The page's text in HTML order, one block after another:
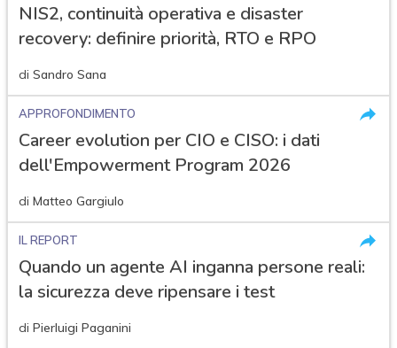
NIS2, continuità operativa e disaster
recovery: definire priorità, RTO e RPO
di Sandro Sana
APPROFONDIMENTO
Career evolution per CIO e CISO: i dati
dell'Empowerment Program 2026
di Matteo Gargiulo
IL REPORT
Quando un agente AI inganna persone reali:
la sicurezza deve ripensare i test
di Pierluigi Paganini